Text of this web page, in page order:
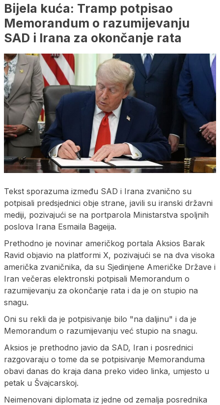
Bijela kuća: Tramp potpisao
Memorandum o razumijevanju
SAD i Irana za okončanje rata
Tekst sporazuma između SAD i Irana zvanično su
potpisali predsjednici obje strane, javili su iranski državni
mediji, pozivajući se na portparola Ministarstva spoljnih
poslova Irana Esmaila Bageija.
Prethodno je novinar američkog portala Aksios Barak
Ravid objavio na platformi X, pozivajući se na dva visoka
američka zvaničnika, da su Sjedinjene Američke Države i
Iran večeras elektronski potpisali Memorandum o
razumijevanju za okončanje rata i da je on stupio na
snagu.
Oni su rekli da je potpisivanje bilo "na daljinu" i da je
Memorandum o razumijevanju već stupio na snagu.
Aksios je prethodno javio da SAD, Iran i posrednici
razgovaraju o tome da se potpisivanje Memoranduma
obavi danas do kraja dana preko video linka, umjesto u
petak u Švajcarskoj.
Neimenovani diplomata iz jedne od zemalja posrednika